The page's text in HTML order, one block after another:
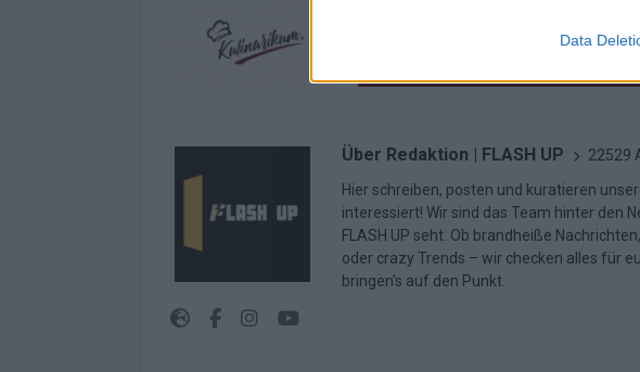
Data
Über Redaktion | FLASH UP 22529
Hier schreiben, posten und kuratieren
interessiert! Wir sind das Team hinter den
FLASH UP seht. Ob brandheiße
oder crazy Trends – wir checken alles für
bringen’s auf den Punkt.